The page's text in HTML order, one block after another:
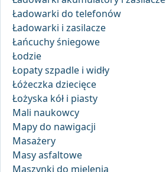
Ładowarki do telefonów
Ładowarki i zasilacze
Łańcuchy śniegowe
Łodzie
Łopaty szpadle i widły
Łóżeczka dziecięce
Łożyska kół i piasty
Mali naukowcy
Mapy do nawigacji
Masażery
Masy asfaltowe
Maszynki do mielenia